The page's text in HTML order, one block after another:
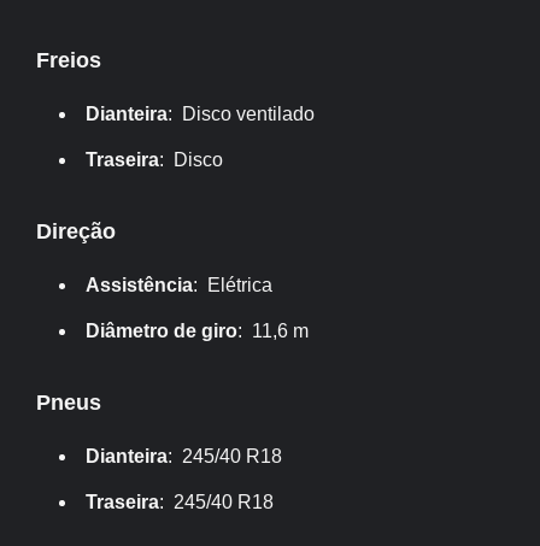
Freios
Dianteira: Disco ventilado
Traseira: Disco
Direção
Assistência: Elétrica
Diâmetro de giro: 11,6 m
Pneus
Dianteira: 245/40 R18
Traseira: 245/40 R18